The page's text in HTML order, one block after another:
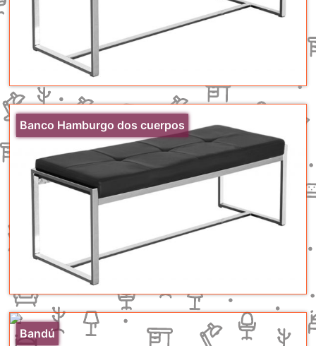
Banco Hamburgo dos cuerpos
Bandú